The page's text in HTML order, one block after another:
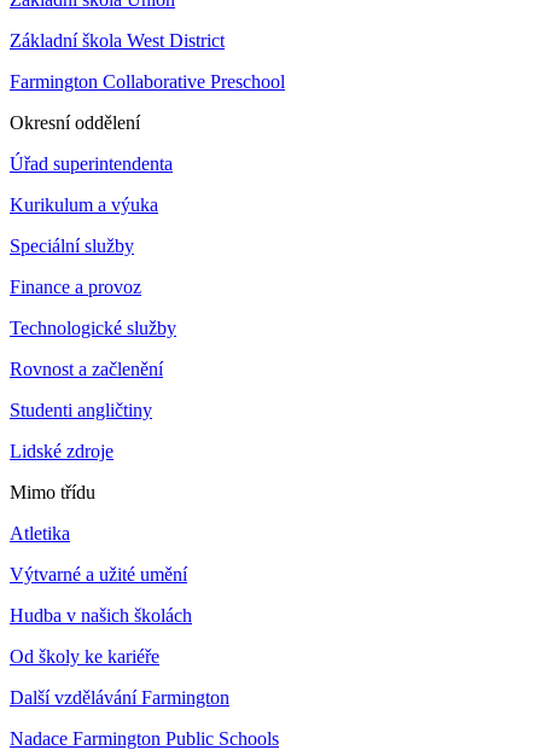
Základní škola West District
Farmington Collaborative Preschool
Okresní oddělení
Úřad superintendenta
Kurikulum a výuka
Speciální služby
Finance a provoz
Technologické služby
Rovnost a začlenění
Studenti angličtiny
Lidské zdroje
Mimo třídu
Atletika
Výtvarné a užité umění
Hudba v našich školách
Od školy ke kariéře
Další vzdělávání Farmington
Nadace Farmington Public Schools